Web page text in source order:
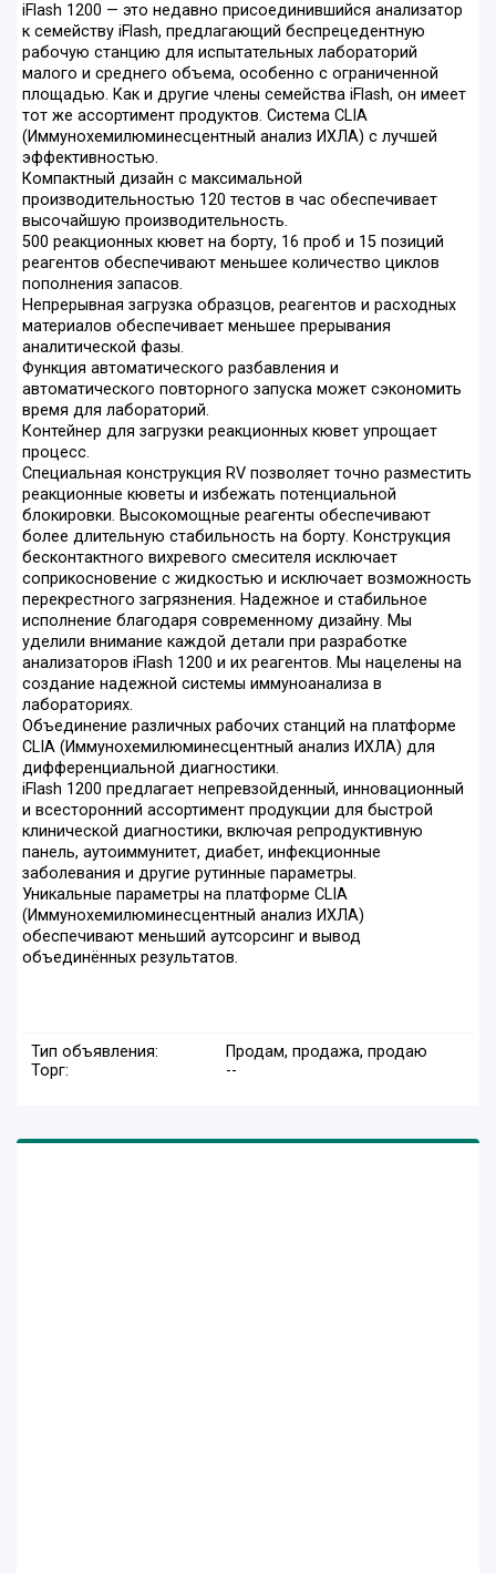
iFlash 1200 — это недавно присоединившийся анализатор
к семейству iFlash, предлагающий беспрецедентную
рабочую станцию для испытательных лабораторий
малого и среднего объема, особенно с ограниченной
площадью. Как и другие члены семейства iFlash, он имеет
тот же ассортимент продуктов. Система CLIA
(Иммунохемилюминесцентный анализ ИХЛА) с лучшей
эффективностью.
Компактный дизайн с максимальной
производительностью 120 тестов в час обеспечивает
высочайшую производительность.
500 реакционных кювет на борту, 16 проб и 15 позиций
реагентов обеспечивают меньшее количество циклов
пополнения запасов.
Непрерывная загрузка образцов, реагентов и расходных
материалов обеспечивает меньшее прерывания
аналитической фазы.
Функция автоматического разбавления и
автоматического повторного запуска может сэкономить
время для лабораторий.
Контейнер для загрузки реакционных кювет упрощает
процесс.
Специальная конструкция RV позволяет точно разместить
реакционные кюветы и избежать потенциальной
блокировки. Высокомощные реагенты обеспечивают
более длительную стабильность на борту. Конструкция
бесконтактного вихревого смесителя исключает
соприкосновение с жидкостью и исключает возможность
перекрестного загрязнения. Надежное и стабильное
исполнение благодаря современному дизайну. Мы
уделили внимание каждой детали при разработке
анализаторов iFlash 1200 и их реагентов. Мы нацелены на
создание надежной системы иммуноанализа в
лабораториях.
Объединение различных рабочих станций на платформе
CLIA (Иммунохемилюминесцентный анализ ИХЛА) для
дифференциальной диагностики.
iFlash 1200 предлагает непревзойденный, инновационный
и всесторонний ассортимент продукции для быстрой
клинической диагностики, включая репродуктивную
панель, аутоиммунитет, диабет, инфекционные
заболевания и другие рутинные параметры.
Уникальные параметры на платформе CLIA
(Иммунохемилюминесцентный анализ ИХЛА)
обеспечивают меньший аутсорсинг и вывод
объединённых результатов.
Тип объявления:
Продам, продажа, продаю
Торг:
--